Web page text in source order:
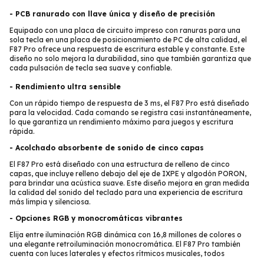
- PCB ranurado con llave única y diseño de precisión
Equipado con una placa de circuito impreso con ranuras para una
sola tecla en una placa de posicionamiento de PC de alta calidad, el
F87 Pro ofrece una respuesta de escritura estable y constante. Este
diseño no solo mejora la durabilidad, sino que también garantiza que
cada pulsación de tecla sea suave y confiable.
- Rendimiento ultra sensible
Con un rápido tiempo de respuesta de 3 ms, el F87 Pro está diseñado
para la velocidad. Cada comando se registra casi instantáneamente,
lo que garantiza un rendimiento máximo para juegos y escritura
rápida.
- Acolchado absorbente de sonido de cinco capas
El F87 Pro está diseñado con una estructura de relleno de cinco
capas, que incluye relleno debajo del eje de IXPE y algodón PORON,
para brindar una acústica suave. Este diseño mejora en gran medida
la calidad del sonido del teclado para una experiencia de escritura
más limpia y silenciosa.
- Opciones RGB y monocromáticas vibrantes
Elija entre iluminación RGB dinámica con 16,8 millones de colores o
una elegante retroiluminación monocromática. El F87 Pro también
cuenta con luces laterales y efectos rítmicos musicales, todos